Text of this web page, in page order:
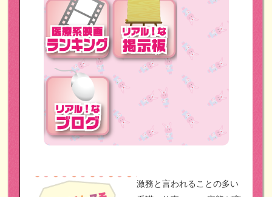
激務と言われることの多い